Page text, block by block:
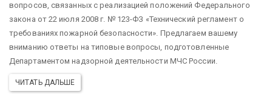
вопросов, связанных с реализацией положений Федерального
закона от 22 июля 2008 г. № 123-ФЗ «Технический регламент о
требованиях пожарной безопасности». Предлагаем вашему
вниманию ответы на типовые вопросы, подготовленные
Департаментом надзорной деятельности МЧС России.
ЧИТАТЬ ДАЛЬШЕ